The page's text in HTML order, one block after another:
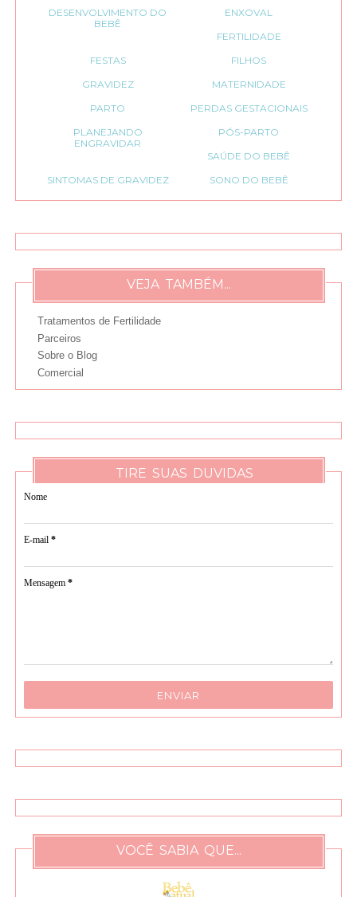
DESENVOLVIMENTO DO
BEBÊ
ENXOVAL
FERTILIDADE
FESTAS
FILHOS
GRAVIDEZ
MATERNIDADE
PARTO
PERDAS GESTACIONAIS
PLANEJANDO
ENGRAVIDAR
PÓS-PARTO
SAÚDE DO BEBÊ
SINTOMAS DE GRAVIDEZ
SONO DO BEBÊ
VEJA TAMBÉM...
Tratamentos de Fertilidade
Parceiros
Sobre o Blog
Comercial
TIRE SUAS DUVIDAS
Nome
E-mail*
Mensagem*
VOCÊ SABIA QUE...